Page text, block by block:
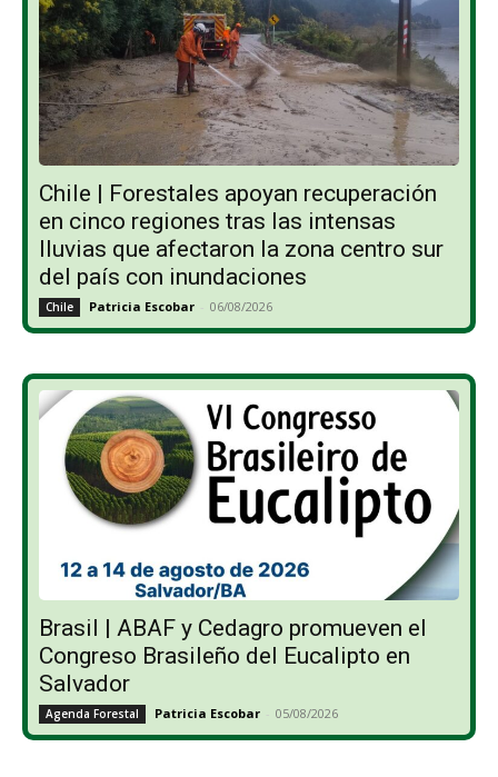
Chile | Forestales apoyan recuperación
en cinco regiones tras las intensas
lluvias que afectaron la zona centro sur
del país con inundaciones
Chile Patricia Escobar - 06/08/2026
Brasil | ABAF y Cedagro promueven el
Congreso Brasileño del Eucalipto en
Salvador
Agenda Forestal Patricia Escobar - 05/08/2026